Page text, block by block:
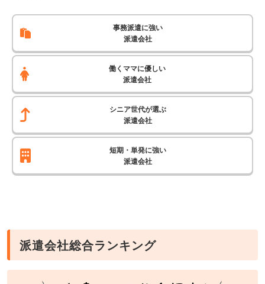
事務派遣に強い
派遣会社
働くママに優しい
派遣会社
シニア世代が選ぶ
派遣会社
短期・単発に強い
派遣会社
派遣会社総合ランキング